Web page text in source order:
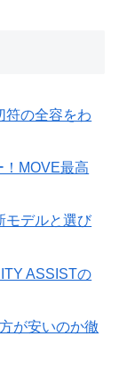
符の全容をわ
MOVE最高
モデルと選び
ASSISTの
が安いのか徹